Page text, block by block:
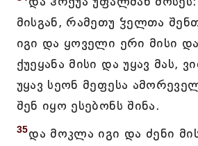
მისგან, რამეთუ ჴელთა
იგი და ყოველი ერი მისი
ქუეყანა მისი და უყავ მას,
უყავ სეონ მეფესა
შენ იყო ესებონს შინა.
35და მოკლა იგი და ძენი